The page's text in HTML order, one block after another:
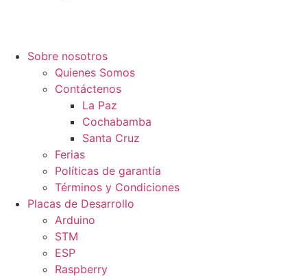
Sobre nosotros
Quienes Somos
Contáctenos
La Paz
Cochabamba
Santa Cruz
Ferias
Políticas de garantía
Términos y Condiciones
Placas de Desarrollo
Arduino
STM
ESP
Raspberry